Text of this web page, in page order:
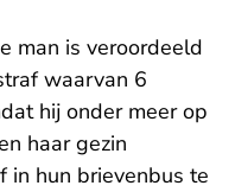
man is veroordeeld
waarvan 6
hij onder meer op
haar gezin
in hun brievenbus te